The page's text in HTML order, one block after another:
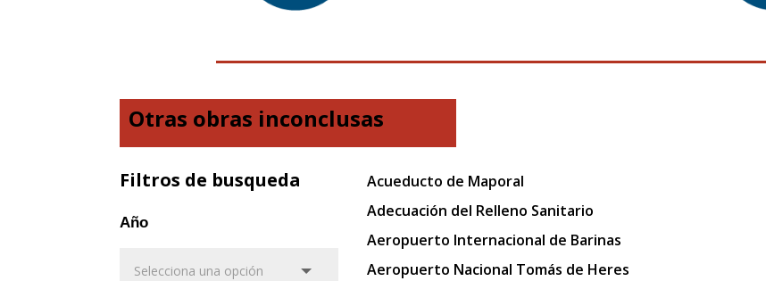
Otras obras inconclusas
Filtros de busqueda
Año
Acueducto de Maporal
Adecuación del Relleno Sanitario
Aeropuerto Internacional de Barinas
Aeropuerto Nacional Tomás de Heres